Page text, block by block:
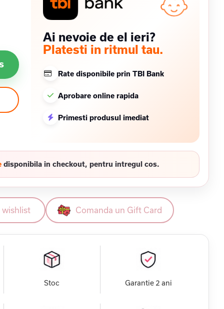
Ai nevoie de el ieri?
Platesti in ritmul tau.
Rate disponibile prin TBI Bank
Aprobare online rapida
Primesti produsul imediat
disponibila in checkout, pentru intregul cos.
wishlist Comanda un Gift Card
Stoc Garantie 2 ani